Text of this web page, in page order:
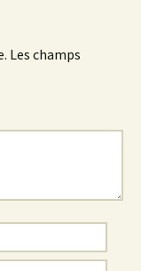
Les champs